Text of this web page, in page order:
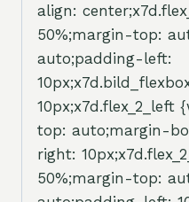
align:
50%;margin-top:
auto;padding-left:
10px;x7d.flex_2_left
top: auto;margin-
right:
50%;margin-top: